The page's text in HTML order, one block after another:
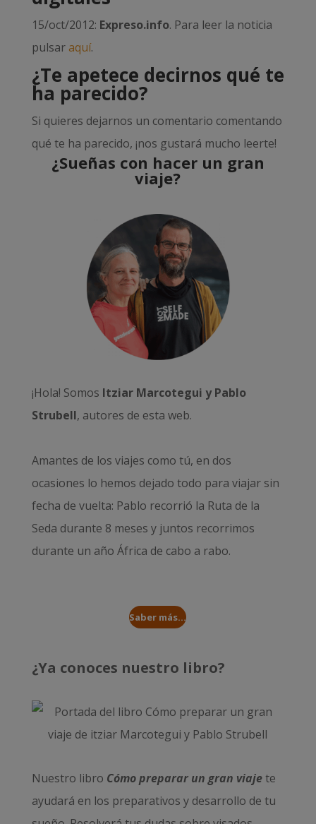
15/oct/2012: Expreso.info. Para leer la noticia
pulsaraquí.
¿Te apetece decirnos qué te
ha parecido?
Si quieres dejarnos un comentario comentando
qué te ha parecido, ¡nos gustará mucho leerte!
¿Sueñas con hacer un gran
viaje?
¡Hola! Somos Itziar Marcotegui y Pablo
Strubell, autores de esta web.
Amantes de los viajes como tú, en dos
ocasiones lo hemos dejado todo para viajar sin
fecha de vuelta: Pablo recorrió la Ruta de la
Seda durante 8 meses y juntos recorrimos
durante un año África de cabo a rabo.
Saber más...
¿Ya conoces nuestro libro?
Nuestro libro Cómo preparar un gran viajete
ayudará en los preparativos y desarrollo de tu